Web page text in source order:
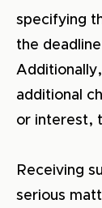
specifying
the
additional
or interest,
Receiving
serious